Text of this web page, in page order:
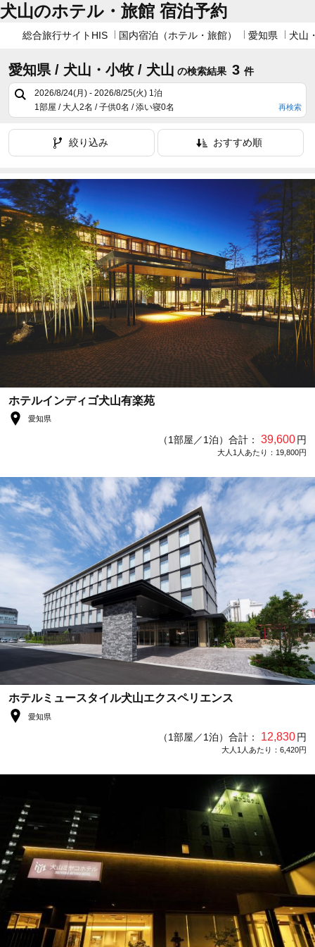
犬山のホテル・旅館 宿泊予約
総合旅行サイトHIS 国内宿泊（ホテル・旅館） 愛知県 犬山
愛知県 / 犬山・小牧 / 犬山 の検索結果 3 件
2026/8/24(月) - 2026/8/25(火) 1泊
1部屋 / 大人2名 / 子供0名 / 添い寝0名
再検索
絞り込み おすすめ順
ホテルインディゴ犬山有楽苑
愛知県
（1部屋／1泊）合計： 39,600円
大人1人あたり：19,800円
ホテルミュースタイル犬山エクスペリエンス
愛知県
（1部屋／1泊）合計： 12,830円
大人1人あたり：6,420円